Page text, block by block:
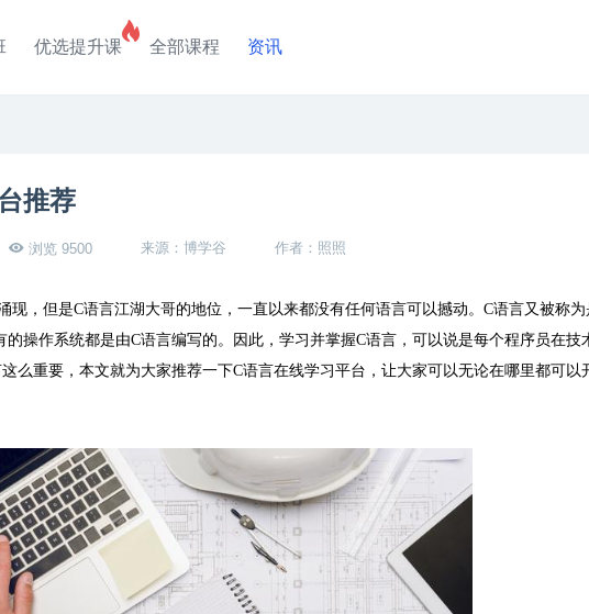
优选提升课 全部课程 资讯
推荐
浏览 9500 来源：博学谷 作者：照照
现，但是C语言江湖大哥的地位，一直以来都没有任何语言可以撼动。 C语言又被称
的操作系统都是由C语言编写的。因此，学习并掌握C语言，可以说是每个程序员在技
么重要，本文就为大家推荐一下C语言在线学习平台，让大家可以无论在哪里都可以